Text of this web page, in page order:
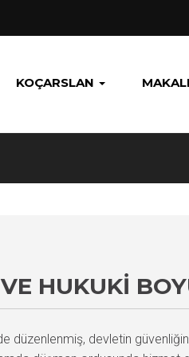
KOÇARSLAN
HUKUKI
devletin